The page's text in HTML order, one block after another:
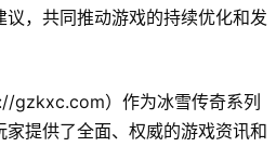
，共同推动游戏的持续优化和发
gzkxc.com）作为冰雪传奇系列
提供了全面、权威的游戏资讯和